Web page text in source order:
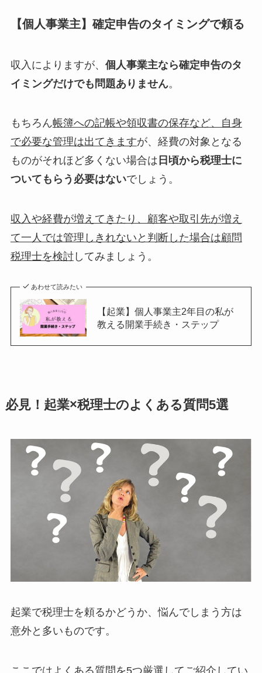
【個人事業主】確定申告のタイミングで頼る
収入によりますが、 個人事業主なら確定申告のタ
イミングだけでも問題ありません。
もちろん帳簿への記帳や領収書の保存など、自身
で必要な管理は出てきますが、経費の対象となる
ものがそれほど多くない場合は 日頃から税理士に
ついてもらう必要はないでしょう。
収入や経費が増えてきたり、顧客や取引先が増え
て一人では管理しきれないと判断した場合は顧問
税理士を検討してみましょう。
あわせて読みたい
【起業】個人事業主2年目の私が
教える開業手続き・ステップ
必見！起業×税理士のよくある質問5選
起業で税理士を頼るかどうか、悩んでしまう方は
意外と多いものです。
ここではよくある質問を5つ厳選してご紹介してい